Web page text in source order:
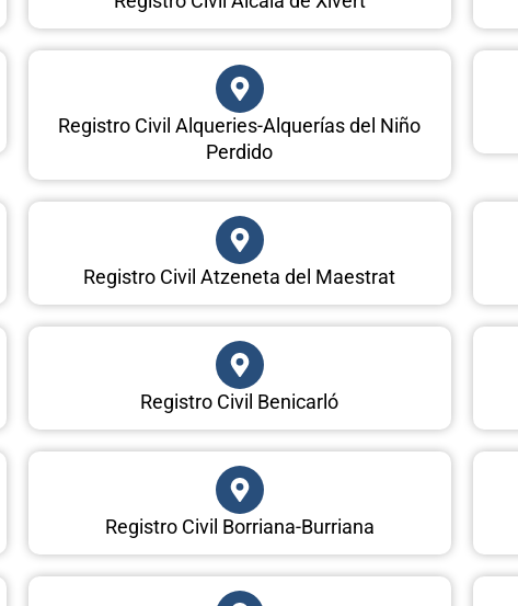
Registro Civil Alqueries-Alquerías del Niño
Perdido
Registro Civil Atzeneta del Maestrat
Registro Civil Benicarló
Registro Civil Borriana-Burriana